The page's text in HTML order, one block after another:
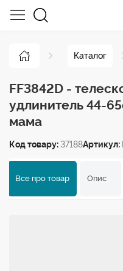
Каталог
FF3842D -
удлинитель 44-
мама
Код товару: 37188Артикул:
Все про товар Опис